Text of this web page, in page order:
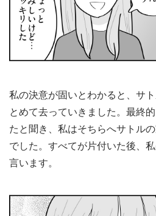
私の決意が固いとわかると、サ
とめて去っていきました。最終
たと聞き、私はそちらへサトル
でした。すべてが片付いた後、
言います。